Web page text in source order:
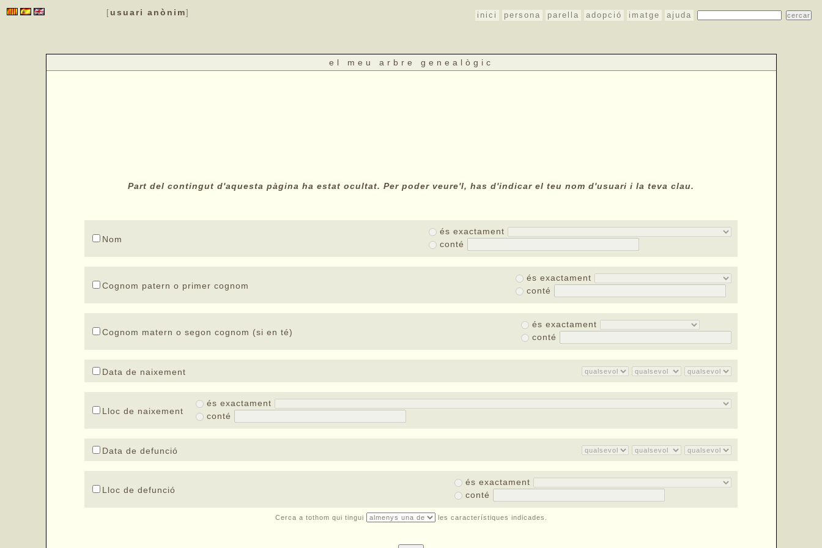
[ usuari anònim] inici persona parella adopció imatge ajuda
el meu arbre genealògic
Part del contingut d'aquesta pàgina ha estat ocultat. Per poder veure'l, has d'indicar el teu nom d'usuari i la teva clau.
Nom
és exactament
conté
Cognom patern o primer cognom
és exactament
conté
Cognom matern o segon cognom (si en té)
és exactament
conté
Data de naixement
Lloc de naixement
és exactament
conté
Data de defunció
Lloc de defunció
és exactament
conté
Cerca a tothom qui tingui les característiques indicades.